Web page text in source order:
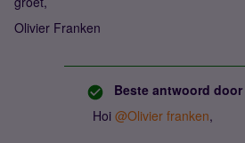
Olivier Franken
Beste antwoord door
Hoi @Olivier franken,